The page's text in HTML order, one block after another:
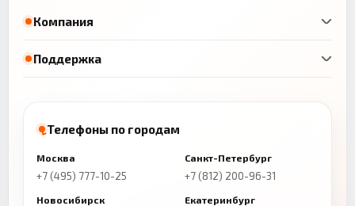
Компания
Поддержка
Телефоны по городам
Москва
+7 (495) 777-10-25
Санкт-Петербург
+7 (812) 200-96-31
Новосибирск Екатеринбург